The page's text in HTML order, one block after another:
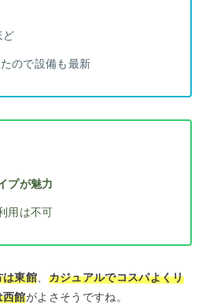
ど
ので設備も最新
プが魅力
用は不可
は東館
カジュアルでコスパよくリ
西館がよさそうですね。